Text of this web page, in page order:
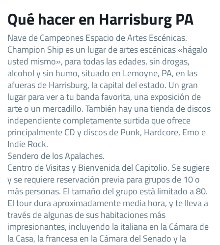
Qué hacer en Harrisburg PA
Nave de Campeones Espacio de Artes Escénicas.
Champion Ship es un lugar de artes escénicas «hágalo
usted mismo», para todas las edades, sin drogas,
alcohol y sin humo, situado en Lemoyne, PA, en las
afueras de Harrisburg, la capital del estado. Un gran
lugar para ver a tu banda favorita, una exposición de
arte o un mercadillo. También hay una tienda de discos
independiente completamente surtida que ofrece
principalmente CD y discos de Punk, Hardcore, Emo e
Indie Rock.
Sendero de los Apalaches.
Centro de Visitas y Bienvenida del Capitolio. Se sugiere
y se requiere reservación previa para grupos de 10 o
más personas. El tamaño del grupo está limitado a 80.
El tour dura aproximadamente media hora, y te lleva a
través de algunas de sus habitaciones más
impresionantes, incluyendo la italiana en la Cámara de
la Casa, la francesa en la Cámara del Senado y la